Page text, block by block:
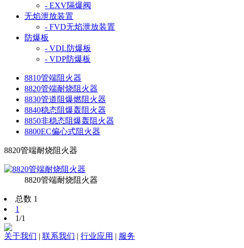
- EXV隔爆阀
无焰泄放装置
- FVD无焰泄放装置
防爆板
- VDL防爆板
- VDP防爆板
8810管端阻火器
8820管端耐烧阻火器
8830管道阻爆燃阻火器
8840稳态阻爆轰阻火器
8850非稳态阻爆轰阻火器
8800EC偏心式阻火器
8820管端耐烧阻火器
8820管端耐烧阻火器
总数 1
1
1/1
关于我们 | 联系我们 | 行业应用 | 服务